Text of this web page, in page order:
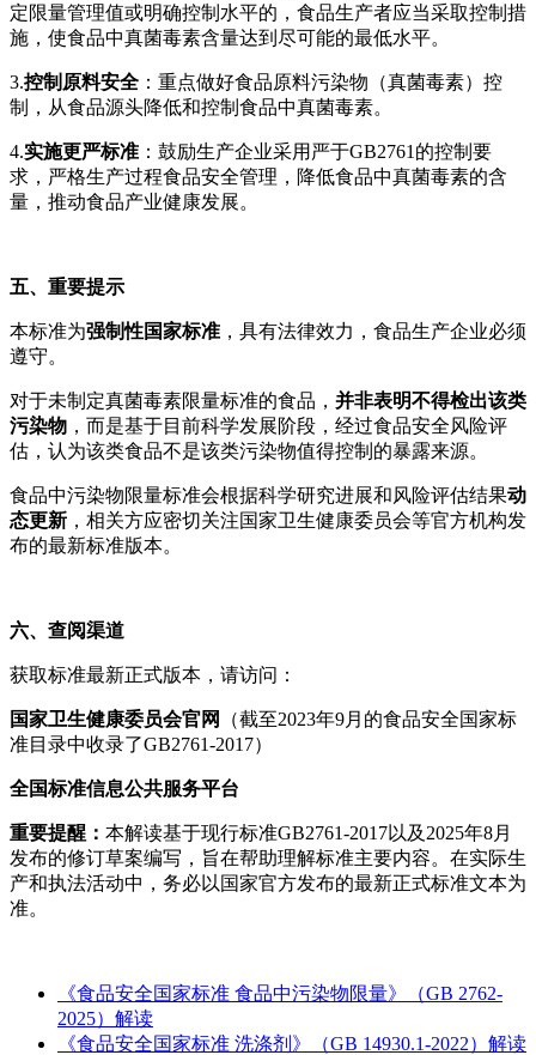
定限量管理值或明确控制水平的，食品生产者应当采取控制措
施，使食品中真菌毒素含量达到尽可能的最低水平。
3.控制原料安全 ：重点做好食品原料污染物（真菌毒素）控
制，从食品源头降低和控制食品中真菌毒素。
4.实施更严标准 ：鼓励生产企业采用严于GB2761的控制要
求，严格生产过程食品安全管理，降低食品中真菌毒素的含
量，推动食品产业健康发展。
五、重要提示
本标准为强制性国家标准 ，具有法律效力，食品生产企业必须
遵守。
对于未制定真菌毒素限量标准的食品， 并非表明不得检出该类
污染物 ，而是基于目前科学发展阶段，经过食品安全风险评
估，认为该类食品不是该类污染物值得控制的暴露来源。
食品中污染物限量标准会根据科学研究进展和风险评估结果动
态更新 ，相关方应密切关注国家卫生健康委员会等官方机构发
布的最新标准版本。
六、查阅渠道
获取标准最新正式版本，请访问：
国家卫生健康委员会官网
（截至2023年9月的食品安全国家标
准目录中收录了GB2761-2017）
全国标准信息公共服务平台
重要提醒： 本解读基于现行标准GB2761-2017以及2025年8月
发布的修订草案编写，旨在帮助理解标准主要内容。在实际生
产和执法活动中，务必以国家官方发布的最新正式标准文本为
准。
《食品安全国家标准 食品中污染物限量》（GB 2762-
2025）​解读
《食品安全国家标准 洗涤剂》（GB 14930.1-2022）解读